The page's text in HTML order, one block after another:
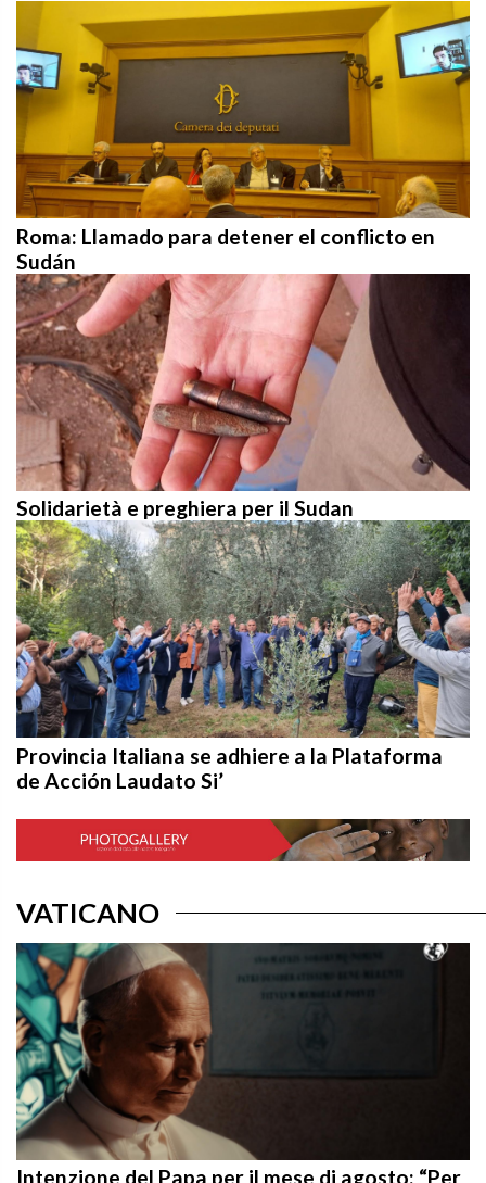
Roma: Llamado para detener el conflicto en
Sudán
Solidarietà e preghiera per il Sudan
Provincia Italiana se adhiere a la Plataforma
de Acción Laudato Si’
Intenzione del Papa per il mese di agosto: “Per